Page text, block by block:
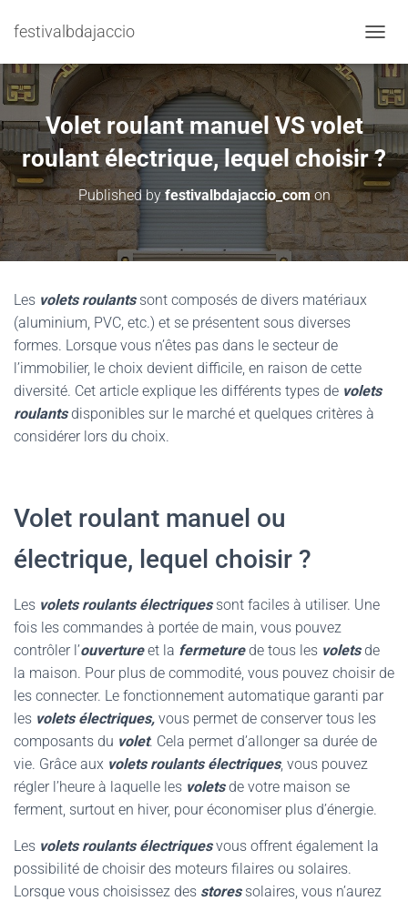
festivalbdajaccio
Volet roulant manuel VS volet
roulant électrique, lequel choisir ?
Published by festivalbdajaccio_comon
Les volets roulantssont composés de divers matériaux
(aluminium, PVC, etc.) et se présentent sous diverses
formes. Lorsque vous n’êtes pas dans le secteur de
l’immobilier, le choix devient difficile, en raison de cette
diversité. Cet article explique les différents types de volets
roulantsdisponibles sur le marché et quelques critères à
considérer lors du choix.
Volet roulant manuel ou
électrique, lequel choisir ?
Les volets roulants électriquessont faciles à utiliser. Une
fois les commandes à portée de main, vous pouvez
contrôler l’ouvertureet la fermeturede tous les voletsde
la maison. Pour plus de commodité, vous pouvez choisir de
les connecter. Le fonctionnement automatique garanti par
les volets électriques, vous permet de conserver tous les
composants du volet. Cela permet d’allonger sa durée de
vie. Grâce aux volets roulants électriques, vous pouvez
régler l’heure à laquelle les voletsde votre maison se
ferment, surtout en hiver, pour économiser plus d’énergie.
Les volets roulants électriquesvous offrent également la
possibilité de choisir des moteurs filaires ou solaires.
Lorsque vous choisissez des storessolaires, vous n’aurez